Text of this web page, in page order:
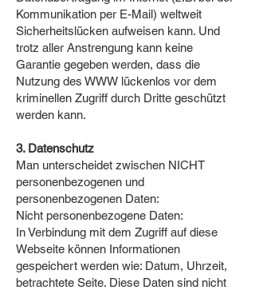
Kommunikation per E-Mail) weltweit
Sicherheitslücken aufweisen kann. Und
trotz aller Anstrengung kann keine
Garantie gegeben werden, dass die
Nutzung des WWW lückenlos vor dem
kriminellen Zugriff durch Dritte geschützt
werden kann.
3. Datenschutz
Man unterscheidet zwischen NICHT
personenbezogenen und
personenbezogenen Daten:
Nicht personenbezogene Daten:
In Verbindung mit dem Zugriff auf diese
Webseite können Informationen
gespeichert werden wie: Datum, Uhrzeit,
betrachtete Seite. Diese Daten sind nicht